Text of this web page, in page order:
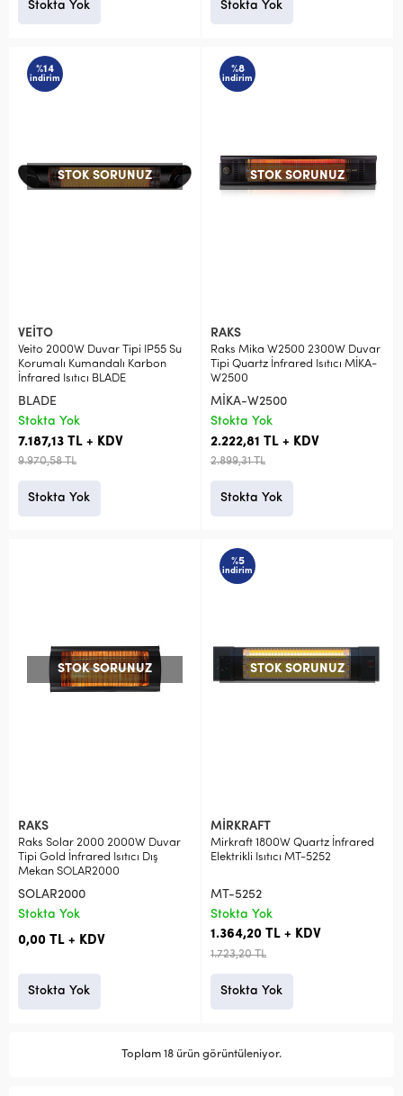
Stokta Yok Stokta Yok
%14
indirim
STOK SORUNUZ
VEİTO
Veito 2000W Duvar Tipi IP55 Su
Korumalı Kumandalı Karbon
İnfrared Isıtıcı BLADE
BLADE
Stokta Yok
7.187,13 TL + KDV
9.970,58 TL
Stokta Yok
%8
indirim
STOK SORUNUZ
RAKS
Raks Mika W2500 2300W Duvar
Tipi Quartz İnfrared Isıtıcı MİKA-
W2500
MİKA-W2500
Stokta Yok
2.222,81 TL + KDV
2.899,31 TL
Stokta Yok
STOK SORUNUZ
RAKS
Raks Solar 2000 2000W Duvar
Tipi Gold İnfrared Isıtıcı Dış
Mekan SOLAR2000
SOLAR2000
Stokta Yok
0,00 TL + KDV
Stokta Yok
%5
indirim
STOK SORUNUZ
MİRKRAFT
Mirkraft 1800W Quartz İnfrared
Elektrikli Isıtıcı MT-5252
MT-5252
Stokta Yok
1.364,20 TL + KDV
1.723,20 TL
Stokta Yok
Toplam 18 ürün görüntüleniyor.